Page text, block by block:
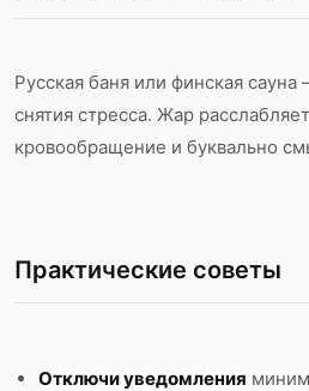
Русская баня или финская
снятия стресса. Жар
кровообращение и буквально
Практические советы
Отключи уведомления